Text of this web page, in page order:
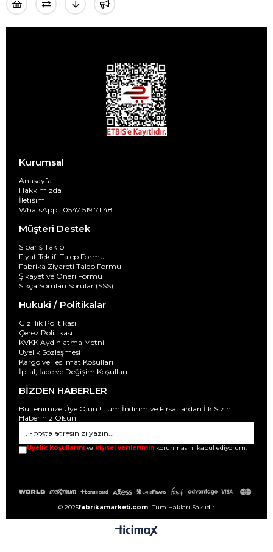
Kurumsal
Anasayfa
Hakkımızda
İletişim
WhatsApp : 0547 519 71 48
Müşteri Destek
Sipariş Takibi
Fiyat Teklifi Talep Formu
Fabrika Ziyareti Talep Formu
Şikayet ve Öneri Formu
Sıkça Sorulan Sorular (SSS)
Hukuki / Politikalar
Gizlilik Politikası
Çerez Politikası
KVKK Aydınlatma Metni
Üyelik Sözleşmesi
Kargo ve Teslimat Koşulları
İptal, İade ve Değişim Koşulları
BİZDEN HABERLER
Bültenimize Üye Olun ! Tüm İndirim ve Fırsatlardan İlk Sizin
Haberiniz Olsun !
GÖNDER
Üyelik koşullarını ve kişisel verilerimin korunmasını kabul ediyorum.
© 2025fabrikamarketi.com- Tüm Hakları Saklıdır.